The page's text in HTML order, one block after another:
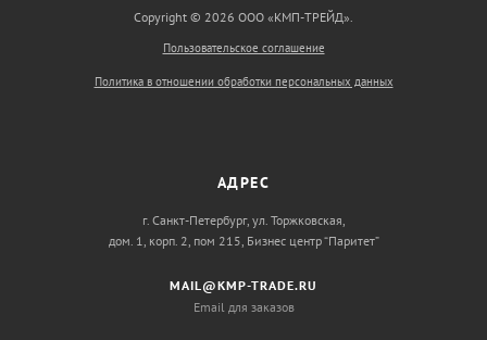
Copyright © 2026 ООО «КМП-ТРЕЙД».
Пользовательское соглашение
Политика в отношении обработки персональных данных
АДРЕС
г. Санкт-Петербург, ул. Торжковская,
дом. 1, корп. 2, пом 215, Бизнес центр “Паритет”
MAIL@KMP-TRADE.RU
Email для заказов